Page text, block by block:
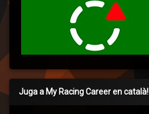
Juga a My Racing Career en català!